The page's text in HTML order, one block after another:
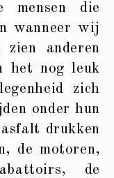
mensen die
wanneer wij
anderen
het nog leuk
zich
onder hun
drukken
de motoren,
de